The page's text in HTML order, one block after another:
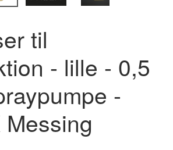
til
- lille - 0,5
-
Messing